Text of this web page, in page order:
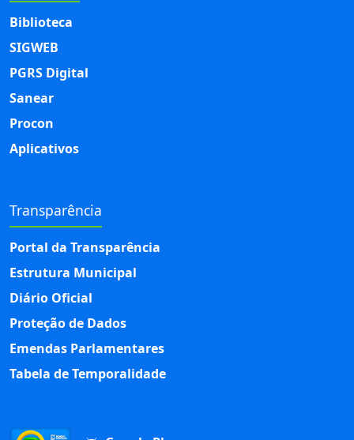
Biblioteca
SIGWEB
PGRS Digital
Sanear
Procon
Aplicativos
Transparência
Portal da Transparência
Estrutura Municipal
Diário Oficial
Proteção de Dados
Emendas Parlamentares
Tabela de Temporalidade